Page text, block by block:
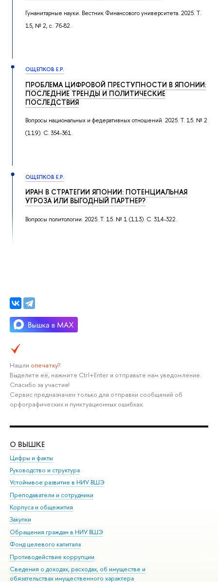
Гуманитарные науки. Вестник Финансового университета. 2025. Т.
15, № 2, с. 76-82.
ОЩЕПКОВ Е.Р.
ПРОБЛЕМА ЦИФРОВОЙ ПРЕСТУПНОСТИ В ЯПОНИИ:
ПОСЛЕДНИЕ ТРЕНДЫ И ПОЛИТИЧЕСКИЕ
ПОСЛЕДСТВИЯ
Вопросы национальных и федеративных отношений. 2025. Т. 15. № 2
(119). С. 354-361.
ОЩЕПКОВ Е.Р.
ИРАН В СТРАТЕГИИ ЯПОНИИ: ПОТЕНЦИАЛЬНАЯ
УГРОЗА ИЛИ ВЫГОДНЫЙ ПАРТНЕР?
Вопросы политологии. 2025. Т. 15. № 1 (113). С. 314-322.
Нашли опечатку?
Выделите её, нажмите Ctrl+Enter и отправьте нам уведомление.
Спасибо за участие!
Сервис предназначен только для отправки сообщений об
орфографических и пунктуационных ошибках.
О ВЫШКЕ
Цифры и факты
Руководство и структура
Устойчивое развитие в НИУ ВШЭ
Преподаватели и сотрудники
Корпуса и общежития
Закупки
Обращения граждан в НИУ ВШЭ
Фонд целевого капитала
Противодействие коррупции
Сведения о доходах, расходах, об имуществе и
обязательствах имущественного характера